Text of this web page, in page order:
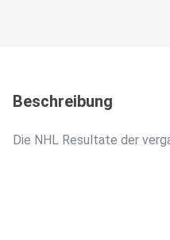
Beschreibung
Die NHL Resultate der